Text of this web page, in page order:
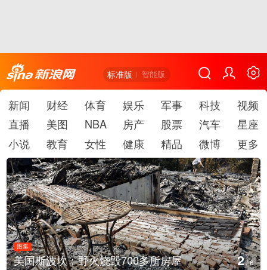
标准版 智能版
新闻 财经 体育 娱乐 军事 科技
视频
直播
美图 NBA 房产 股票 汽车
星座
小说
教育 女性 健康 精品 微博 更多
：野火烧毁700多所房屋
图集
叙利亚：
3/6